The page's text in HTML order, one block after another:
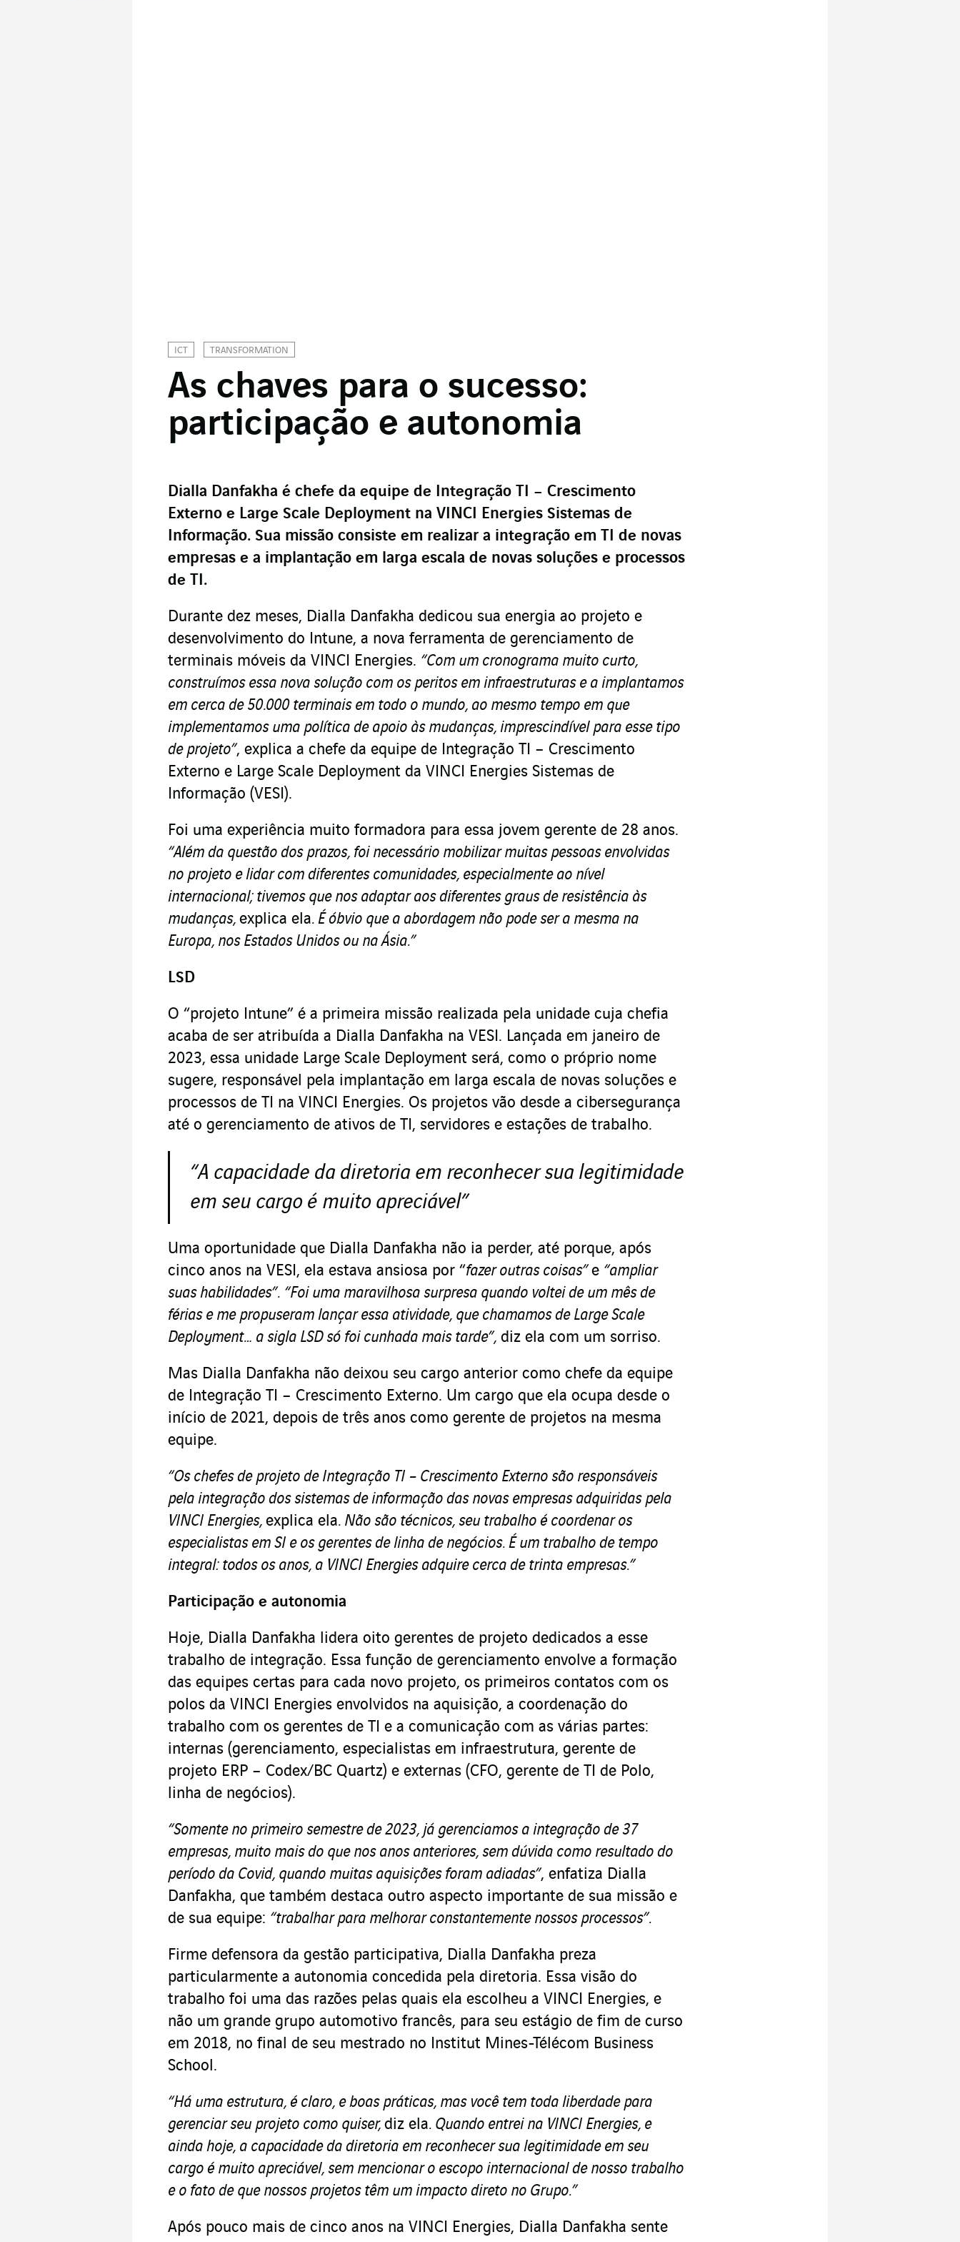
ICT TRANSFORMATION
As chaves para o sucesso:
participação e autonomia
Dialla Danfakha é chefe da equipe de Integração TI – Crescimento
Externo e Large Scale Deployment na VINCI Energies Sistemas de
Informação. Sua missão consiste em realizar a integração em TI de novas
empresas e a implantação em larga escala de novas soluções e processos
de TI.
Durante dez meses, Dialla Danfakha dedicou sua energia ao projeto e
desenvolvimento do Intune, a nova ferramenta de gerenciamento de
terminais móveis da VINCI Energies. “Com um cronograma muito curto,
construímos essa nova solução com os peritos em infraestruturas e a implantamos
em cerca de 50.000 terminais em todo o mundo, ao mesmo tempo em que
implementamos uma política de apoio às mudanças, imprescindível para esse tipo
de projeto”, explica a chefe da equipe de Integração TI – Crescimento
Externo e Large Scale Deployment da VINCI Energies Sistemas de
Informação (VESI).
Foi uma experiência muito formadora para essa jovem gerente de 28 anos.
“Além da questão dos prazos, foi necessário mobilizar muitas pessoas envolvidas
no projeto e lidar com diferentes comunidades, especialmente ao nível
internacional; tivemos que nos adaptar aos diferentes graus de resistência às
mudanças, explica ela. É óbvio que a abordagem não pode ser a mesma na
Europa, nos Estados Unidos ou na Ásia.”
LSD
O “projeto Intune” é a primeira missão realizada pela unidade cuja chefia
acaba de ser atribuída a Dialla Danfakha na VESI. Lançada em janeiro de
2023, essa unidade Large Scale Deployment será, como o próprio nome
sugere, responsável pela implantação em larga escala de novas soluções e
processos de TI na VINCI Energies. Os projetos vão desde a cibersegurança
até o gerenciamento de ativos de TI, servidores e estações de trabalho.
“A capacidade da diretoria em reconhecer sua legitimidade
em seu cargo é muito apreciável”
Uma oportunidade que Dialla Danfakha não ia perder, até porque, após
cinco anos na VESI, ela estava ansiosa por “fazer outras coisas”e “ampliar
suas habilidades”. “Foi uma maravilhosa surpresa quando voltei de um mês de
férias e me propuseram lançar essa atividade, que chamamos de Large Scale
Deployment… a sigla LSD só foi cunhada mais tarde”, diz ela com um sorriso.
Mas Dialla Danfakha não deixou seu cargo anterior como chefe da equipe
de Integração TI – Crescimento Externo. Um cargo que ela ocupa desde o
início de 2021, depois de três anos como gerente de projetos na mesma
equipe.
“Os chefes de projeto de Integração TI – Crescimento Externo são responsáveis
pela integração dos sistemas de informação das novas empresas adquiridas pela
VINCI Energies, explica ela. Não são técnicos, seu trabalho é coordenar os
especialistas em SI e os gerentes de linha de negócios. É um trabalho de tempo
integral: todos os anos, a VINCI Energies adquire cerca de trinta empresas.”
Participação e autonomia
Hoje, Dialla Danfakha lidera oito gerentes de projeto dedicados a esse
trabalho de integração. Essa função de gerenciamento envolve a formação
das equipes certas para cada novo projeto, os primeiros contatos com os
polos da VINCI Energies envolvidos na aquisição, a coordenação do
trabalho com os gerentes de TI e a comunicação com as várias partes:
internas (gerenciamento, especialistas em infraestrutura, gerente de
projeto ERP – Codex/BC Quartz) e externas (CFO, gerente de TI de Polo,
linha de negócios).
“Somente no primeiro semestre de 2023, já gerenciamos a integração de 37
empresas, muito mais do que nos anos anteriores, sem dúvida como resultado do
período da Covid, quando muitas aquisições foram adiadas”, enfatiza Dialla
Danfakha, que também destaca outro aspecto importante de sua missão e
de sua equipe: “trabalhar para melhorar constantemente nossos processos”.
Firme defensora da gestão participativa, Dialla Danfakha preza
particularmente a autonomia concedida pela diretoria. Essa visão do
trabalho foi uma das razões pelas quais ela escolheu a VINCI Energies, e
não um grande grupo automotivo francês, para seu estágio de fim de curso
em 2018, no final de seu mestrado no Institut Mines-Télécom Business
School.
“Há uma estrutura, é claro, e boas práticas, mas você tem toda liberdade para
gerenciar seu projeto como quiser, diz ela. Quando entrei na VINCI Energies, e
ainda hoje, a capacidade da diretoria em reconhecer sua legitimidade em seu
cargo é muito apreciável, sem mencionar o escopo internacional de nosso trabalho
e o fato de que nossos projetos têm um impacto direto no Grupo.”
Após pouco mais de cinco anos na VINCI Energies, Dialla Danfakha sente